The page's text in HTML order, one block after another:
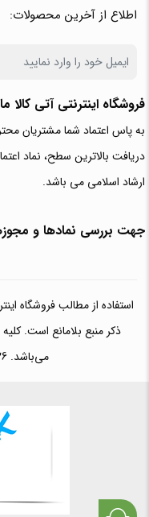
اطلاع از آخرین محصولات:
فروشگاه اینترنتی آتی‌
به پاس اعتماد شما مشتریان
دریافت بالاترین سطح، نماد
ارشاد اسلامی می باشد.
جهت بررسی نمادها و
استفاده از مطالب فروشگاه
ذکر منبع بلامانع است.
می‌باشد. Copyright © 2016 - 2026